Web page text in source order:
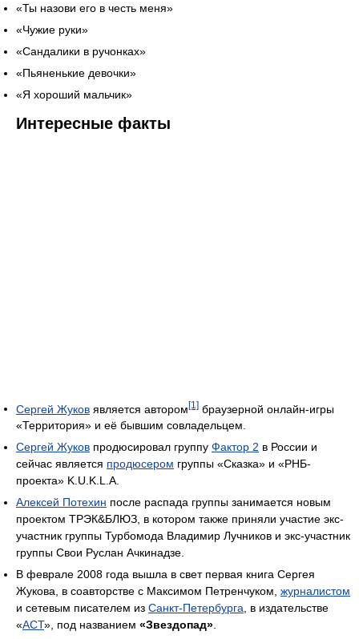
«Ты назови его в честь меня»
«Чужие руки»
«Сандалики в ручонках»
«Пьяненькие девочки»
«Я хороший мальчик»
Интересные факты
Сергей Жуков является автором[1] браузерной онлайн-игры
«Территория» и её бывшим совладельцем.
Сергей Жуков продюсировал группу Фактор 2 в России и
сейчас является продюсером группы «Сказка» и «РНБ-
проекта» K.U.K.L.A.
Алексей Потехин после распада группы занимается новым
проектом ТРЭК&БЛЮЗ, в котором также приняли участие экс-
участник группы Турбомода Владимир Лучников и экс-участник
группы Свои Руслан Ачкинадзе.
В феврале 2008 года вышла в свет первая книга Сергея
Жукова, в соавторстве с Максимом Петренчуком, журналистом
и сетевым писателем из Санкт-Петербурга, в издательстве
«АСТ», под названием «Звездопад».